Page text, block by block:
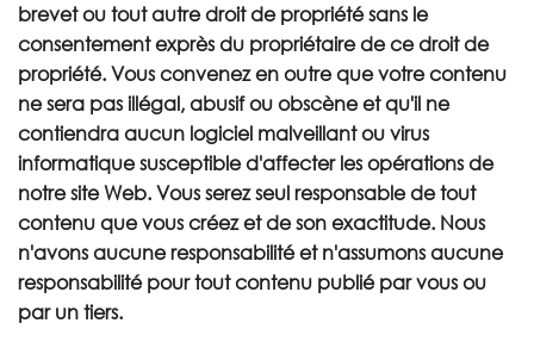
brevet ou tout autre droit de propriété sans le
consentement exprès du propriétaire de ce droit de
propriété. Vous convenez en outre que votre contenu
ne sera pas illégal, abusif ou obscène et qu'il ne
contiendra aucun logiciel malveillant ou virus
informatique susceptible d'affecter les opérations de
notre site Web. Vous serez seul responsable de tout
contenu que vous créez et de son exactitude. Nous
n'avons aucune responsabilité et n'assumons aucune
responsabilité pour tout contenu publié par vous ou
par un tiers.